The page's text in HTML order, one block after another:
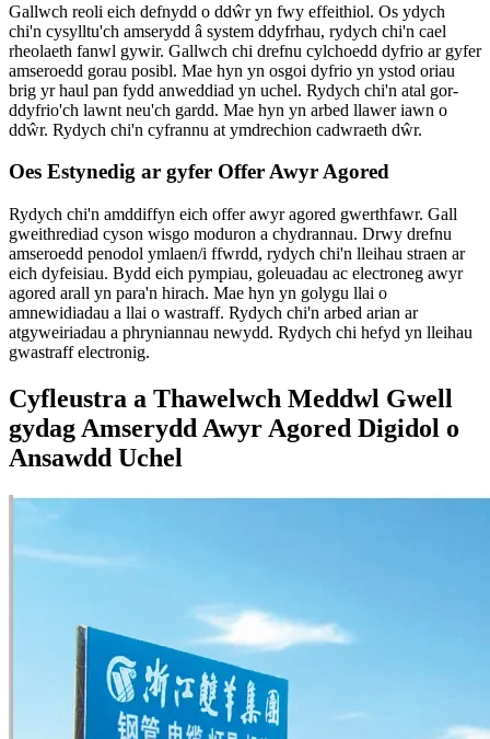
Gallwch reoli eich defnydd o ddŵr yn fwy effeithiol. Os ydych
chi'n cysylltu'ch amserydd â system ddyfrhau, rydych chi'n cael
rheolaeth fanwl gywir. Gallwch chi drefnu cylchoedd dyfrio ar gyfer
amseroedd gorau posibl. Mae hyn yn osgoi dyfrio yn ystod oriau
brig yr haul pan fydd anweddiad yn uchel. Rydych chi'n atal gor-
ddyfrio'ch lawnt neu'ch gardd. Mae hyn yn arbed llawer iawn o
ddŵr. Rydych chi'n cyfrannu at ymdrechion cadwraeth dŵr.
Oes Estynedig ar gyfer Offer Awyr Agored
Rydych chi'n amddiffyn eich offer awyr agored gwerthfawr. Gall
gweithrediad cyson wisgo moduron a chydrannau. Drwy drefnu
amseroedd penodol ymlaen/i ffwrdd, rydych chi'n lleihau straen ar
eich dyfeisiau. Bydd eich pympiau, goleuadau ac electroneg awyr
agored arall yn para'n hirach. Mae hyn yn golygu llai o
amnewidiadau a llai o wastraff. Rydych chi'n arbed arian ar
atgyweiriadau a phryniannau newydd. Rydych chi hefyd yn lleihau
gwastraff electronig.
Cyfleustra a Thawelwch Meddwl Gwell
gydag Amserydd Awyr Agored Digidol o
Ansawdd Uchel